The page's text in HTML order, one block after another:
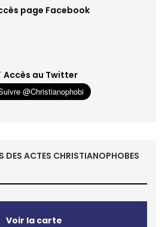
page Facebook
Accès au Twitter
DES ACTES CHRISTIANOPHOBES
Voir la carte